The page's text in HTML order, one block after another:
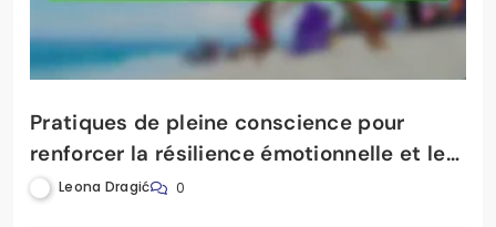
Pratiques de pleine conscience pour
renforcer la résilience émotionnelle et le
bien-être familial
Leona Dragić 0